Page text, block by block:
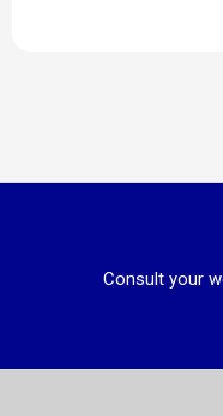
Consult your